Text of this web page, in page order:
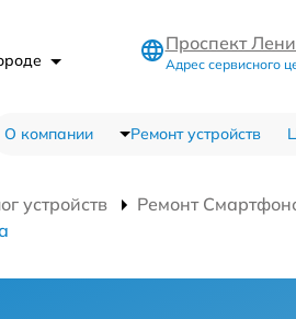
Проспект
Адрес сервисного
О компании Ремонт устройств
устройств Ремонт